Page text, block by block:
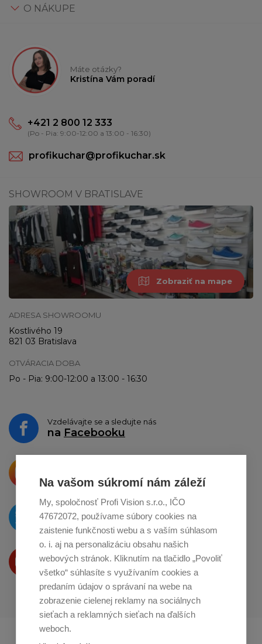
Na vašom súkromí nám záleží
My, spoločnosť Profi Vision s.r.o., IČO
47672072, používame súbory cookies na
zaistenie funkčnosti webu a s vaším súhlasom
o. i. aj na personalizáciu obsahu našich
webových stránok. Kliknutím na tlačidlo „Povoliť
všetko“ súhlasíte s využívaním cookies a
predaním údajov o správaní na webe na
zobrazenie cielenej reklamy na sociálnych
sieťach a reklamných sieťach na ďalších
weboch.
O NÁKUPE
Máte otázky?
Kristína Vám poradí
+421 2 800 12 333
(Po - Pia: 9:00-12:00 a 13:00 - 16:30)
profikuchar@profikuchar.sk
SHOWROOM V BRATISLAVE
Zobraziť na mape
ADRESA SHOWROOMU
Kostlivého 19
821 03 Bratislava
OTVÁRACIA DOBA
Po - Pia: 9:00-12:00 a 13:00 - 16:30
Vzdelávajte se a sledujte nás
na Facebooku
o zdieľanie naInstagrame
O novinkách píšeme
naTwitteri
Produkty Vám predstavujeme
na Youtube
Profikuchař.cz